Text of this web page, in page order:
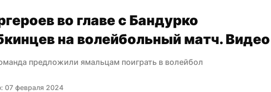
во главе с Бандурко
на волейбольный матч. Видео
предложили ямальцам поиграть в волейбол
07 февраля 2024